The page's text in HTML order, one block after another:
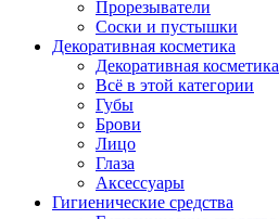
Прорезыватели
Соски и пустышки
Декоративная косметика
Декоративная косметика
Всё в этой категории
Губы
Брови
Лицо
Глаза
Аксессуары
Гигиенические средства